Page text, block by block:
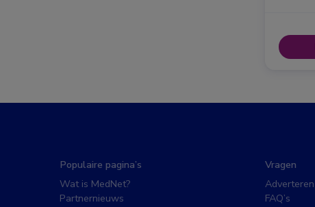
Populaire pagina’s
Wat is MedNet?
Partnernieuws
Vragen
Adverteren
FAQ’s